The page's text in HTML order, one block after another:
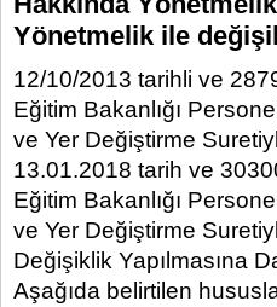
Yönetmelik ile
12/10/2013 tarihli ve
Eğitim Bakanlığı
ve Yer Değiştirme
13.01.2018 tarih ve
Eğitim Bakanlığı
ve Yer Değiştirme
Değişiklik Yapılmasına
Aşağıda belirtilen